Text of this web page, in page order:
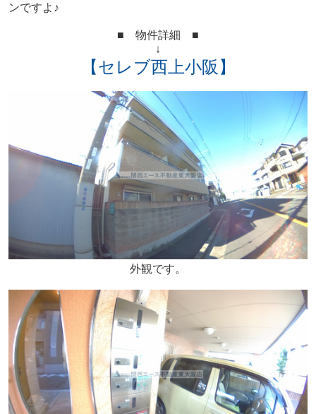
ンですよ♪
■ 物件詳細 ■
↓
【セレブ西上小阪】
外観です。